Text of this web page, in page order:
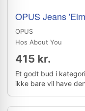
OPUS Jeans
OPUS
Hos About You
415 kr.
Et godt bud i
ikke bare vil have